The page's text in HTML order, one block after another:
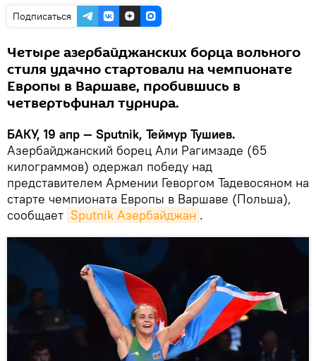
Подписаться
Четыре азербайджанских борца вольного
стиля удачно стартовали на чемпионате
Европы в Варшаве, пробившись в
четвертьфинал турнира.
БАКУ, 19 апр — Sputnik, Теймур Тушиев.
Азербайджанский борец Али Рагимзаде (65
килограммов) одержал победу над
представителем Армении Геворгом Тадевосяном на
старте чемпионата Европы в Варшаве (Польша),
сообщает Sputnik Азербайджан .